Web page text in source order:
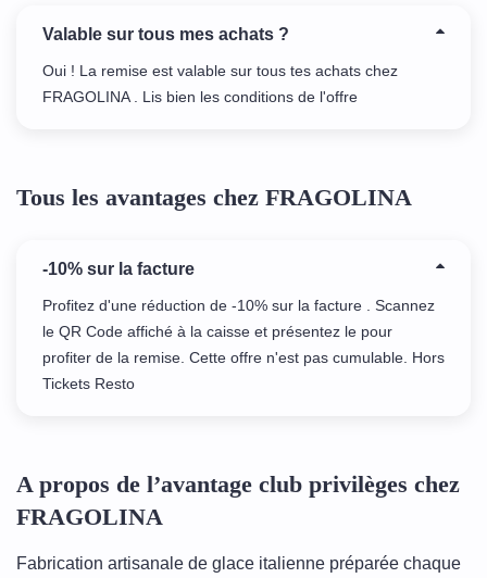
Valable sur tous mes achats ?
Oui ! La remise est valable sur tous tes achats chez
FRAGOLINA . Lis bien les conditions de l'offre
Tous les avantages chez FRAGOLINA
-10% sur la facture
Profitez d'une réduction de -10% sur la facture . Scannez
le QR Code affiché à la caisse et présentez le pour
profiter de la remise. Cette offre n'est pas cumulable. Hors
Tickets Resto
A propos de l’avantage club privilèges chez
FRAGOLINA
Fabrication artisanale de glace italienne préparée chaque